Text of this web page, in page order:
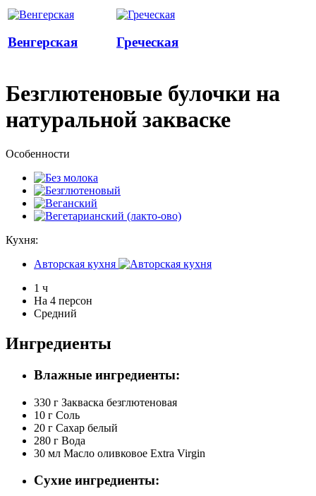
Венгерская Греческая
Безглютеновые булочки на
натуральной закваске
Особенности
Кухня:
Авторская кухня
1 ч
На 4 персон
Средний
Ингредиенты
Влажные ингредиенты:
330 г Закваска безглютеновая
10 г Соль
20 г Сахар белый
280 г Вода
30 мл Масло оливковое Extra Virgin
Сухие ингредиенты: